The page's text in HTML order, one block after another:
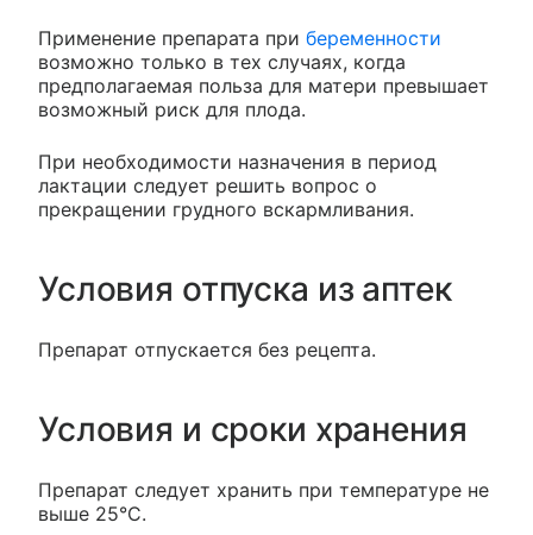
Применение препарата при беременности
возможно только в тех случаях, когда
предполагаемая польза для матери превышает
возможный риск для плода.
При необходимости назначения в период
лактации следует решить вопрос о
прекращении грудного вскармливания.
Условия отпуска из аптек
Препарат отпускается без рецепта.
Условия и сроки хранения
Препарат следует хранить при температуре не
выше 25°С.